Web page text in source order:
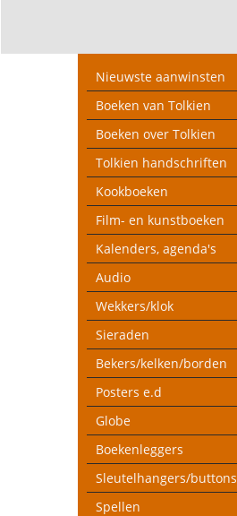
Nieuwste aanwinsten
Boeken van Tolkien
Boeken over Tolkien
Tolkien handschriften
Kookboeken
Film- en kunstboeken
Kalenders, agenda's
Audio
Wekkers/klok
Sieraden
Bekers/kelken/borden
Posters e.d
Globe
Boekenleggers
Sleutelhangers/buttons
Spellen